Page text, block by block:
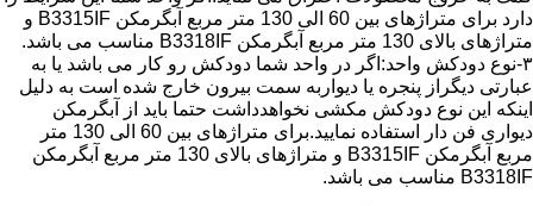
دارد برای متراژهای بین 60 الی 130 متر مربع آبگرمکن B3315IF و
متراژهای بالای 130 متر مربع آبگرمکن B3318IF مناسب می باشد.
۳-نوع دودکش واحد:اگر در واحد شما دودکش رو کار می باشد یا به
عبارتی دیگراز پنجره یا دیواربه سمت بیرون خارج شده است به دلیل
اینکه این نوع دودکش مکشی نخواهدداشت حتما باید از آبگرمکن
دیواری فن دار استفاده نمایید.برای متراژهای بین 60 الی 130 متر
مربع آبگرمکن B3315IF و متراژهای بالای 130 متر مربع آبگرمکن
B3318IF مناسب می باشد.